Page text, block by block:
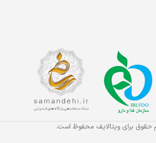
حقوق برای ویتالایف محفوظ است.